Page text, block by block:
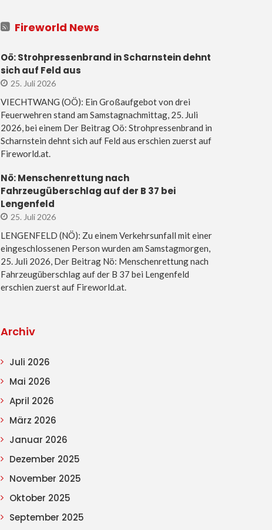
Fireworld News
Oö: Strohpressenbrand in Scharnstein dehnt
sich auf Feld aus
25. Juli 2026
VIECHTWANG (OÖ): Ein Großaufgebot von drei
Feuerwehren stand am Samstagnachmittag, 25. Juli
2026, bei einem Der Beitrag Oö: Strohpressenbrand in
Scharnstein dehnt sich auf Feld aus erschien zuerst auf
Fireworld.at.
Nö: Menschenrettung nach
Fahrzeugüberschlag auf der B 37 bei
Lengenfeld
25. Juli 2026
LENGENFELD (NÖ): Zu einem Verkehrsunfall mit einer
eingeschlossenen Person wurden am Samstagmorgen,
25. Juli 2026, Der Beitrag Nö: Menschenrettung nach
Fahrzeugüberschlag auf der B 37 bei Lengenfeld
erschien zuerst auf Fireworld.at.
Archiv
Juli 2026
Mai 2026
April 2026
März 2026
Januar 2026
Dezember 2025
November 2025
Oktober 2025
September 2025